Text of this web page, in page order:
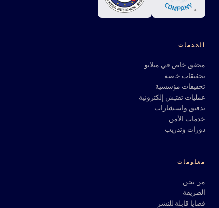
الخدمات
محقق خاص في ميلانو
تحقيقات خاصة
تحقيقات مؤسسية
عمليات تفتيش إلكترونية
تدقيق واستشارات
خدمات الأمن
دورات وتدريب
معلومات
من نحن
الطريقة
قضايا قابلة للنشر